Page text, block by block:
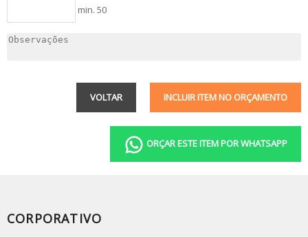
min. 50
INCLUIR ITEM NO ORÇAMENTO
VOLTAR
ORÇAR ESTE ITEM POR WHATSAPP
CORPORATIVO